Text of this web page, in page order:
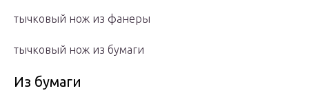
тычковый нож из фанеры
тычковый нож из бумаги
Из бумаги